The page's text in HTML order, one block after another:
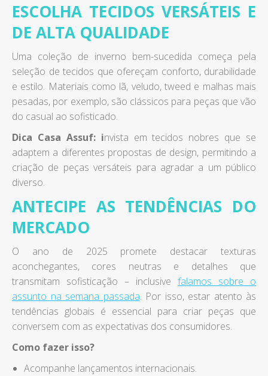
ESCOLHA TECIDOS VERSÁTEIS E
DE ALTA QUALIDADE
Uma coleção de inverno bem-sucedida começa pela
seleção de tecidos que ofereçam conforto, durabilidade
e estilo. Materiais como lã, veludo, tweed e malhas mais
pesadas, por exemplo, são clássicos para peças que vão
do casual ao sofisticado.
Dica Casa Assuf: invista em tecidos nobres que se
adaptem a diferentes propostas de design, permitindo a
criação de peças versáteis para agradar a um público
diverso.
ANTECIPE AS TENDÊNCIAS DO
MERCADO
O ano de 2025 promete destacar texturas
aconchegantes, cores neutras e detalhes que
transmitam sofisticação – inclusive falamos sobre o
assunto na semana passada. Por isso, estar atento às
tendências globais é essencial para criar peças que
conversem com as expectativas dos consumidores.
Como fazer isso?
Acompanhe lançamentos internacionais.